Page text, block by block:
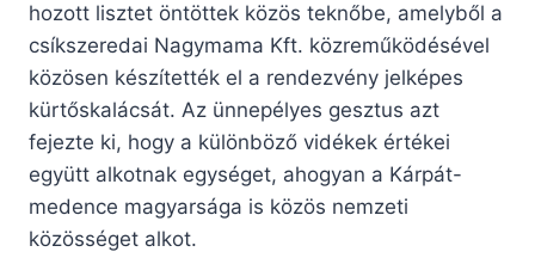
hozott lisztet öntöttek közös teknőbe, amelyből a
csíkszeredai Nagymama Kft. közreműködésével
közösen készítették el a rendezvény jelképes
kürtőskalácsát. Az ünnepélyes gesztus azt
fejezte ki, hogy a különböző vidékek értékei
együtt alkotnak egységet, ahogyan a Kárpát-
medence magyarsága is közös nemzeti
közösséget alkot.